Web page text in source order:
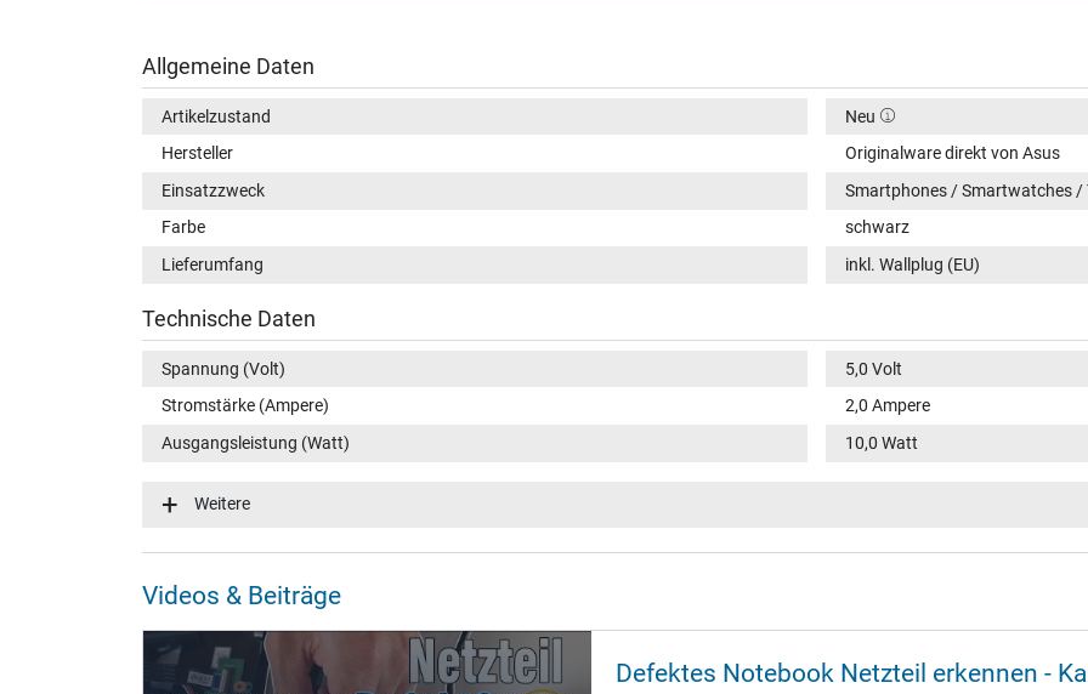
Allgemeine Daten
Artikelzustand
Neu
Hersteller
Originalware direkt von Asus
Einsatzzweck
Smartphones / Smartwatches /
Farbe
schwarz
Lieferumfang
inkl. Wallplug (EU)
Technische Daten
Spannung (Volt)
5,0 Volt
Stromstärke (Ampere)
2,0 Ampere
Ausgangsleistung (Watt)
10,0 Watt
Energieeffizienz
Maße
Weitere
Videos & Beiträge
Defektes Notebook Netzteil erkennen -